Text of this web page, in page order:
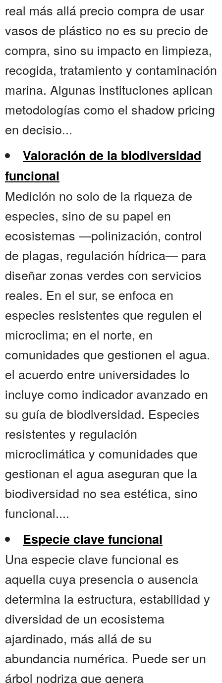
real más allá precio compra de usar
vasos de plástico no es su precio de
compra, sino su impacto en limpieza,
recogida, tratamiento y contaminación
marina. Algunas instituciones aplican
metodologías como el shadow pricing
en decisio...
Valoración de la biodiversidad
funcional
Medición no solo de la riqueza de
especies, sino de su papel en
ecosistemas —polinización, control
de plagas, regulación hídrica— para
diseñar zonas verdes con servicios
reales. En el sur, se enfoca en
especies resistentes que regulen el
microclima; en el norte, en
comunidades que gestionen el agua.
el acuerdo entre universidades lo
incluye como indicador avanzado en
su guía de biodiversidad. Especies
resistentes y regulación
microclimática y comunidades que
gestionan el agua aseguran que la
biodiversidad no sea estética, sino
funcional....
Especie clave funcional
Una especie clave funcional es
aquella cuya presencia o ausencia
determina la estructura, estabilidad y
diversidad de un ecosistema
ajardinado, más allá de su
abundancia numérica. Puede ser un
árbol nodriza que genera